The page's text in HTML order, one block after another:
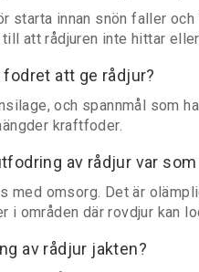
starta innan snön faller
att rådjuren inte hittar
fodret att ge rådjur?
och spannmål som
kraftfoder.
av rådjur var
med omsorg. Det är
i områden där rovdjur kan
av rådjur jakten?